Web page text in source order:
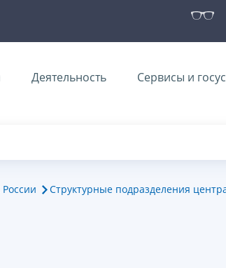
Деятельность Сервисы и
Структурные подразделения